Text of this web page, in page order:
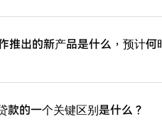
出的新产品是什么，预计何
款的一个关键区别是什么？